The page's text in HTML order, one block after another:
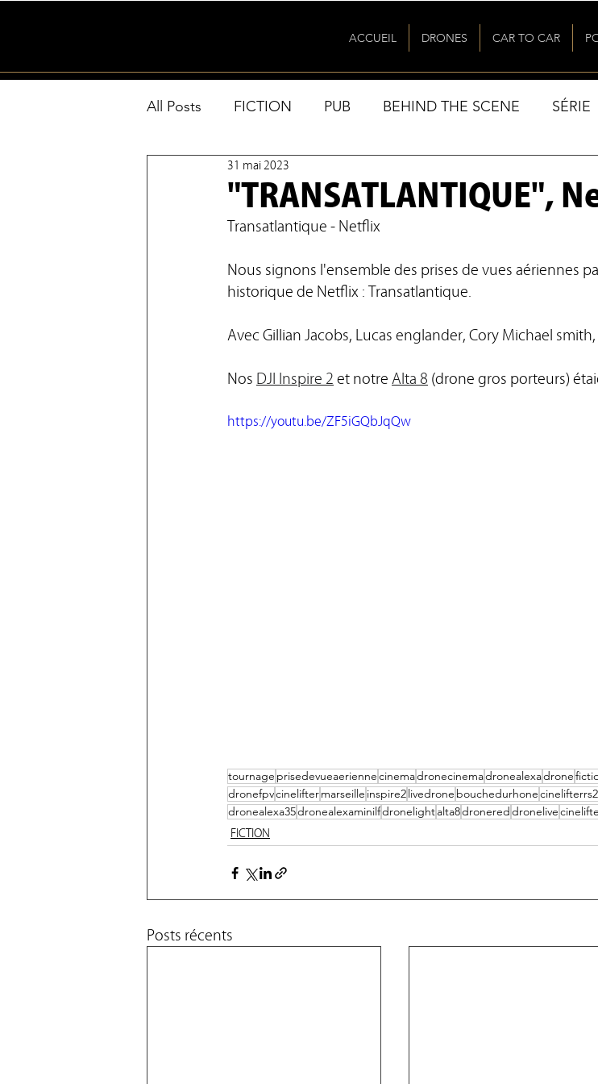
ACCUEIL DRONES CAR TO CAR
All Posts FICTION PUB BEHIND THE SCENE SÉRIE
CANNES ACTUS
"TRANSATLANTIQUE",
31 mai 2023
Transatlantique - Netflix
Nous signons l'ensemble des prises de vues aériennes
historique de Netflix : Transatlantique.
Avec Gillian Jacobs, Lucas englander, Cory Michael smith,
Nos DJI Inspire 2 et notre Alta 8 (drone gros porteurs)
https://youtu.be/ZF5iGQbJqQw
tournage prisedevueaeriennecinemadronecinemadronealexadrone
dronefpvcineliftermarseille inspire2livedrone bouchedurhonecinelifterrs2
dronealexa35dronealexaminilfdronelightalta8dronereddronelive
FICTION
Posts récents